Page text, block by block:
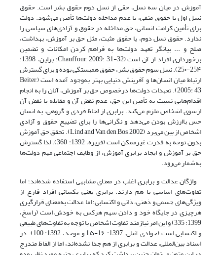
آموزش در میان سه نسل، حقی از نسل دوم حقوق بشر است. حقوق
نسل اول یا حقوق منفی، با عدم مداخله‌ دولت‌ها تأمین می‌شود. دولت
برای تأمین کرامت انسانی، حق مداخله در حقوق و آزادی‌های سیاسی را
ندارد. حقوق نسل دوم، یا حقوق مثبت، مثل حق بر آموزش، بهداشت،
صلح و ... بیانگر تعهد دولت‌ها به فراهم کردن امکانات و تضمین
برخورداری افراد از آن است (Chauffour, 2009: 31-32؛ برلین، 1398:
25۴-25۰). نسل سوم حقوق بشر، حقوق همبستگی بوده و برای گسترش
ارتباط میان انسان‌ها و آفرینش دنیایی بهتر به‌وجود آمده است (Beiter,
2005: 43). تعهدات دولت‌ها درخصوص حق بر آموزش، آنان را به انجام
اقدام‌هایی نسبت به تأمین این حق، عدم نقض آن و مقابله با نقض آن
ازسوی اشخاص ملزم می‌‌کند. برابری از لحاظ فردی و گروهی، به انسان
حس باارزش بودن می‌دهد و نگرانی‌ها را برای تضییع حقوق و آزادی
اشخاص از بین می‌برد (Lind and Van den Bos, 2002). تحقق حق آموزش
بدون توجه به قدرت غیرممکن است (فریره، 1392: 360)، لذا گسترش
حق بر آموزش و ایجاد برابری آموزش، از وظایف اجتماعی مهم دولت‌ها
به‌شمار می‌رود.
واژگان عدالت و برابری اغلب در معنای مشابهی استفاده‌ شده‌اند؛ اما
تفاوت‌های اساسی با هم دارند. برابری یعنی یکسانی افراد فارغ از
ویژگی‌های جسمی و ذهنی، ذاتی و اکتسابی؛ اما عدالت به‌معنای قرارگیری
هرچیزی در جایگاه خود و دادن سهم هرکس به خودش است (راسخ،
1399: 335) و این امر نیازمند تفاوت اشخاص با توجه به تفاوت‌های طبیعی
و اکتسابی است (جوادی آملی، 1397: 1۶-1۵ و موحد، 1392: 100). در
اسناد بین‌المللی، عدالت و برابری از هم جدا نشده‌اند، اما از الفاظ مندرج